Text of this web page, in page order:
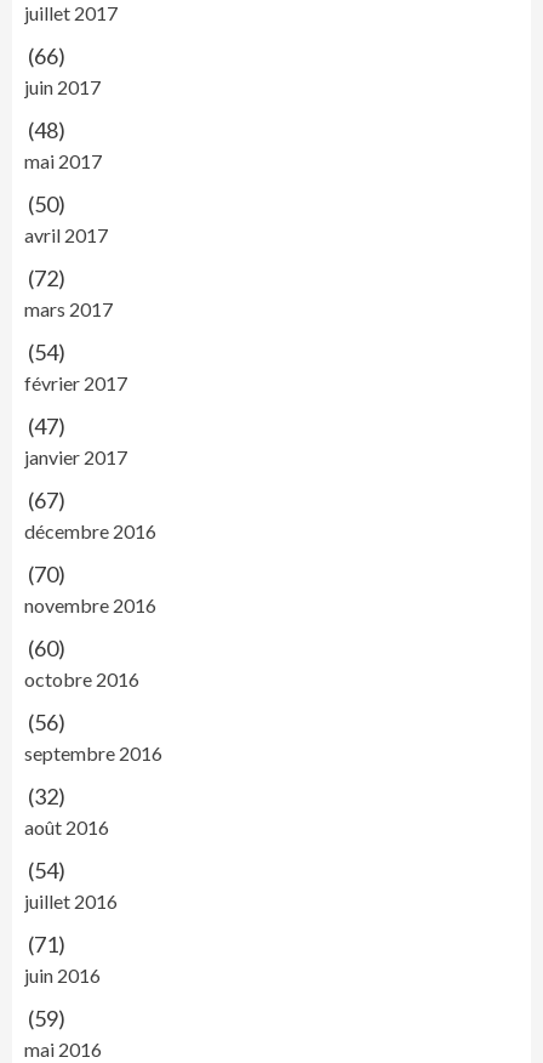
juillet 2017
(66)
juin 2017
(48)
mai 2017
(50)
avril 2017
(72)
mars 2017
(54)
février 2017
(47)
janvier 2017
(67)
décembre 2016
(70)
novembre 2016
(60)
octobre 2016
(56)
septembre 2016
(32)
août 2016
(54)
juillet 2016
(71)
juin 2016
(59)
mai 2016